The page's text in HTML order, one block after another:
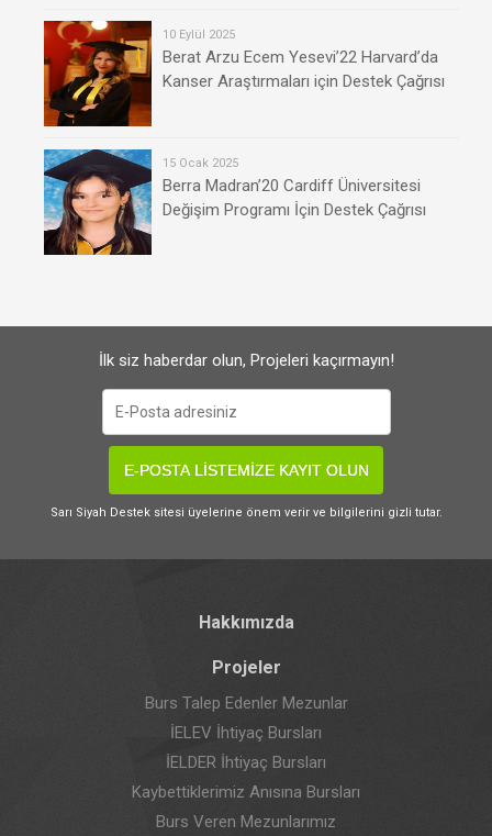
10 Eylül 2025
Berat Arzu Ecem Yesevi’22 Harvard’da
Kanser Araştırmaları için Destek Çağrısı
15 Ocak 2025
Berra Madran’20 Cardiff Üniversitesi
Değişim Programı İçin Destek Çağrısı
İlk siz haberdar olun, Projeleri kaçırmayın!
E-POSTA LİSTEMİZE KAYIT OLUN
Sarı Siyah Destek sitesi üyelerine önem verir ve bilgilerini gizli tutar.
Hakkımızda
Projeler
Burs Talep Edenler Mezunlar
İELEV İhtiyaç Bursları
İELDER İhtiyaç Bursları
Kaybettiklerimiz Anısına Bursları
Burs Veren Mezunlarımız